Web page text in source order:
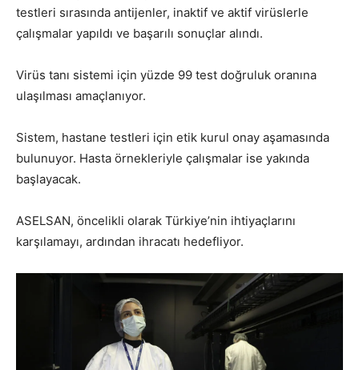
testleri sırasında antijenler, inaktif ve aktif virüslerle
çalışmalar yapıldı ve başarılı sonuçlar alındı.
Virüs tanı sistemi için yüzde 99 test doğruluk oranına
ulaşılması amaçlanıyor.
Sistem, hastane testleri için etik kurul onay aşamasında
bulunuyor. Hasta örnekleriyle çalışmalar ise yakında
başlayacak.
ASELSAN, öncelikli olarak Türkiye’nin ihtiyaçlarını
karşılamayı, ardından ihracatı hedefliyor.